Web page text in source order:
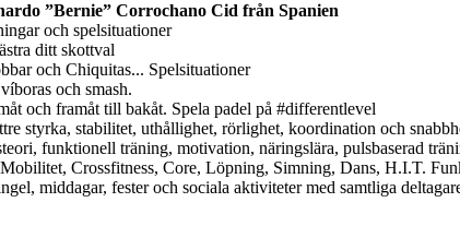
”Bernie” Corrochano Cid från Spanien
och spelsituationer
ditt skottval
och Chiquitas... Spelsituationer
och smash.
och framåt till bakåt. Spela padel på #differentlevel
styrka, stabilitet, uthållighet, rörlighet, koordination och
funktionell träning, motivation, näringslära, pulsbaserad
Crossfitness, Core, Löpning, Simning, Dans, H.I.T.
middagar, fester och sociala aktiviteter med samtliga